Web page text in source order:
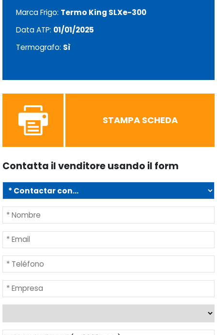
Marca Frigo: Termo King SLXe-300
Data ATP: 01/01/2025
Termografo: Sì
STAMPA SCHEDA
Contatta il venditore usando il form